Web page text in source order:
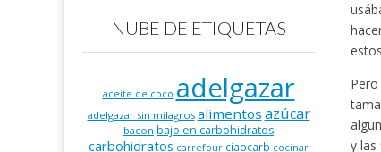
y las
NUBE DE ETIQUETAS
aceite de coco adelgazar
adelgazar sin milagros alimentos azúcar
bacon bajo en carbohidratos
carbohidratos carrefour ciaocarb cocinar